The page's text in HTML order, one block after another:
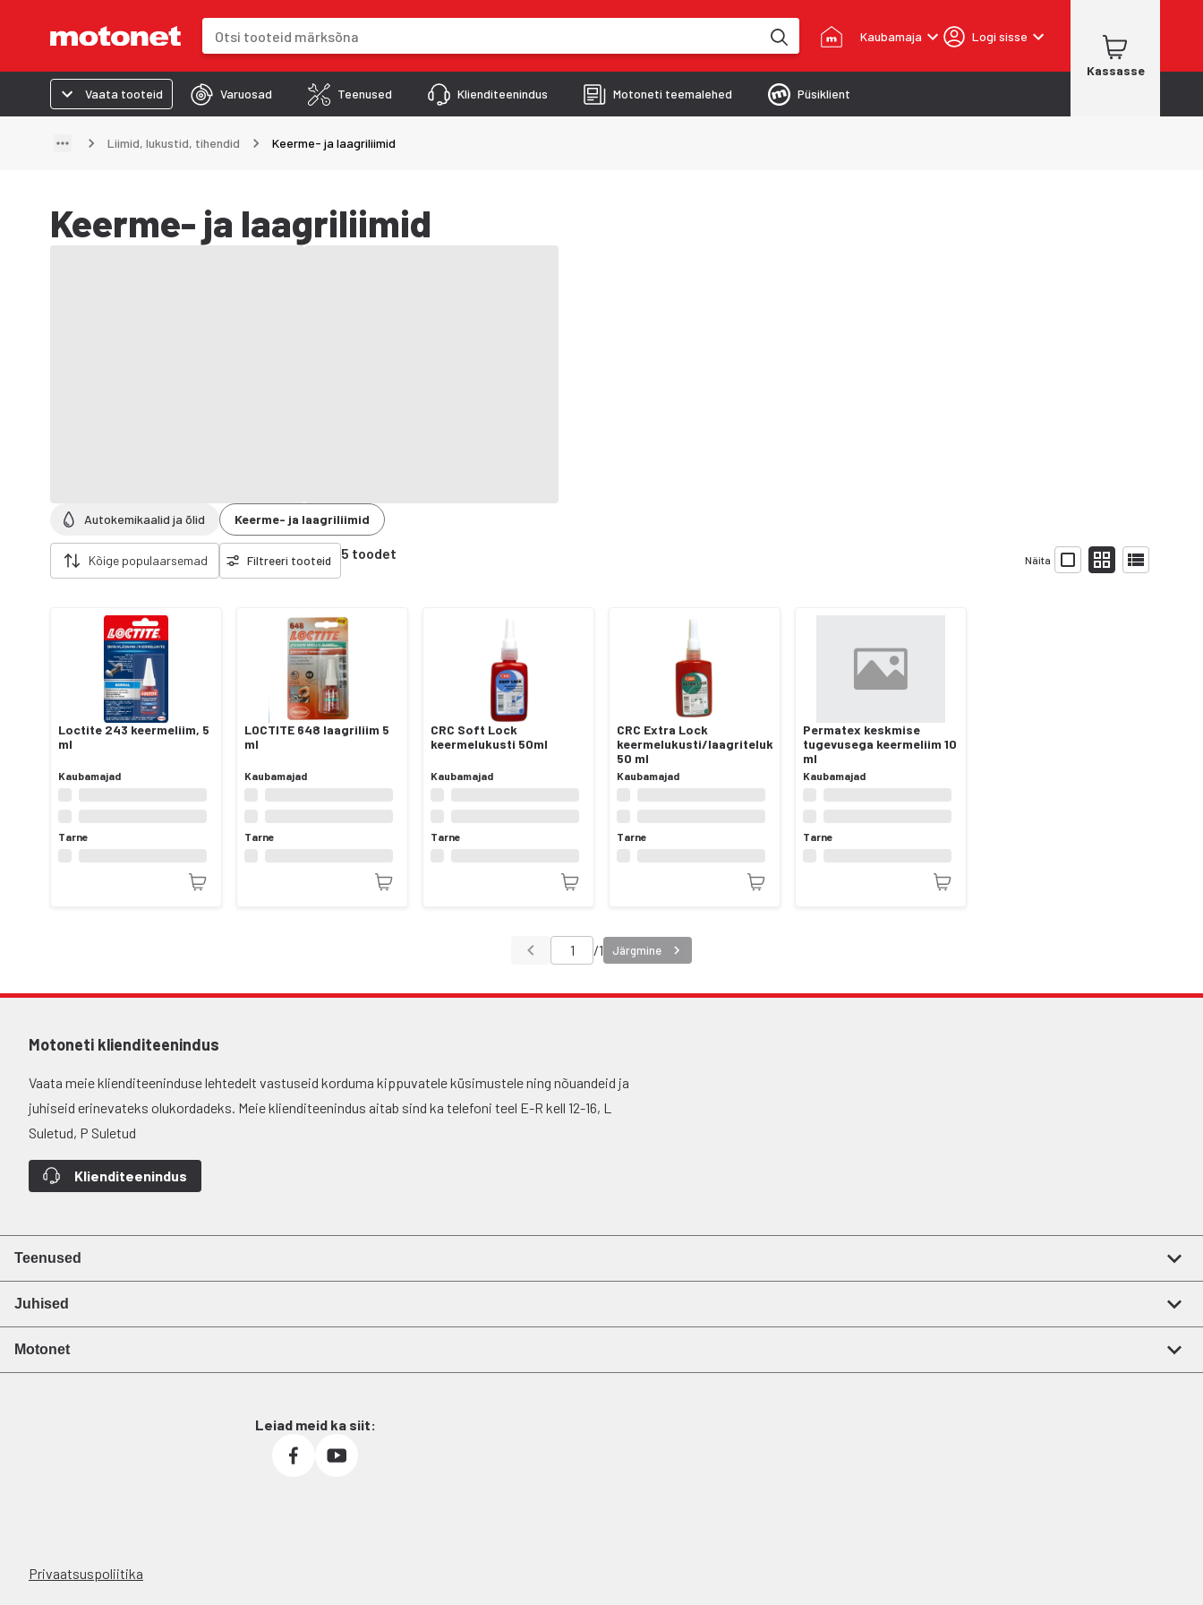
Kaubamaja Logi sisse
Kassasse
Vaata tooteid
Varuosad Teenused Klienditeenindus Motoneti teemalehed Püsiklient
Liimid, lukustid, tihendid Keerme- ja laagriliimid
Keerme- ja laagriliimid
Autokemikaalid ja õlid Keerme- ja laagriliimid
Kõige populaarsemad Filtreeri tooteid 5 toodet Näita
Eemalda filtrid
Loctite 243 keermeliim, 5
ml
Kaubamajad
Tarne
LOCTITE 648 laagriliim 5
ml
Kaubamajad
Tarne
CRC Soft Lock
keermelukusti 50ml
Kaubamajad
Tarne
CRC Extra Lock
keermelukusti/laagritelukusti
50 ml
Kaubamajad
Tarne
Permatex keskmise
tugevusega keermeliim 10
ml
Kaubamajad
Tarne
/1 Järgmine
Motoneti klienditeenindus
Vaata meie klienditeeninduse lehtedelt vastuseid korduma kippuvatele küsimustele ning nõuandeid ja
juhiseid erinevateks olukordadeks. Meie klienditeenindus aitab sind ka telefoni teel E-R kell 12-16, L
Suletud, P Suletud
Klienditeenindus
Teenused
Juhised
Motonet
Leiad meid ka siit:
Privaatsuspoliitika